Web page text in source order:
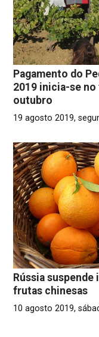
Pagamento do
2019 inicia-se no
outubro
19 agosto 2019,
Rússia
frutas chinesas
10 agosto 2019,